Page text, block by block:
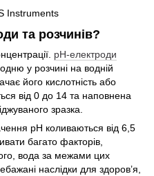
та розчинів?
рН-електроди
у розчині на водній
його кислотність або
від 0 до 14 та наповнена
зразка.
рН коливаються від 6,5
багато факторів,
вода за межами цих
наслідки для здоров’я,